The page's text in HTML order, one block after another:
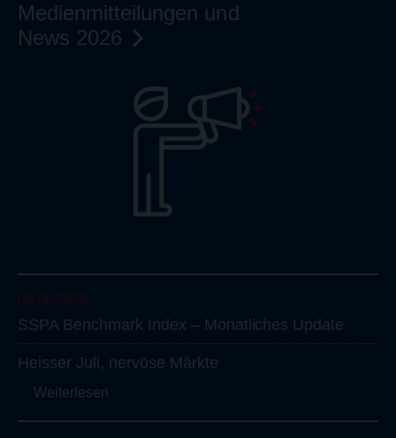
Medienmitteilungen und
News 2026
05.08.2026
SSPA Benchmark Index – Monatliches Update
Heisser Juli, nervöse Märkte
Weiterlesen